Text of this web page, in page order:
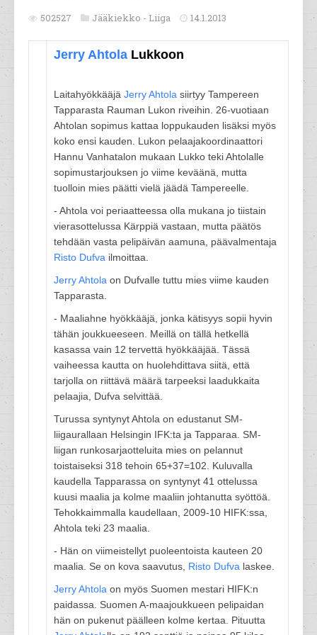
502527 Jääkiekko - Liiga 14.1.2013
Jerry Ahtola Lukkoon
Laitahyökkääjä Jerry Ahtola siirtyy Tampereen
Tapparasta Rauman Lukon riveihin. 26-vuotiaan
Ahtolan sopimus kattaa loppukauden lisäksi myös
koko ensi kauden. Lukon pelaajakoordinaattori
Hannu Vanhatalon mukaan Lukko teki Ahtolalle
sopimustarjouksen jo viime keväänä, mutta
tuolloin mies päätti vielä jäädä Tampereelle.
- Ahtola voi periaatteessa olla mukana jo tiistain
vierasottelussa Kärppiä vastaan, mutta päätös
tehdään vasta pelipäivän aamuna, päävalmentaja
Risto Dufva ilmoittaa.
Jerry Ahtola on Dufvalle tuttu mies viime kauden
Tapparasta.
- Maaliahne hyökkääjä, jonka kätisyys sopii hyvin
tähän joukkueeseen. Meillä on tällä hetkellä
kasassa vain 12 tervettä hyökkääjää. Tässä
vaiheessa kautta on huolehdittava siitä, että
tarjolla on riittävä määrä tarpeeksi laadukkaita
pelaajia, Dufva selvittää.
Turussa syntynyt Ahtola on edustanut SM-
liigaurallaan Helsingin IFK:ta ja Tapparaa. SM-
liigan runkosarjaotteluita mies on pelannut
toistaiseksi 318 tehoin 65+37=102. Kuluvalla
kaudella Tapparassa on syntynyt 41 ottelussa
kuusi maalia ja kolme maaliin johtanutta syöttöä.
Tehokkaimmalla kaudellaan, 2009-10 HIFK:ssa,
Ahtola teki 23 maalia.
- Hän on viimeistellyt puoleentoista kauteen 20
maalia. Se on kova saavutus, Risto Dufva laskee.
Jerry Ahtola on myös Suomen mestari HIFK:n
paidassa. Suomen A-maajoukkueen pelipaidan
hän on pukenut päälleen kolme kertaa. Pituutta